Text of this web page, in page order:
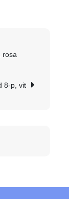
rosa
8-p, vit